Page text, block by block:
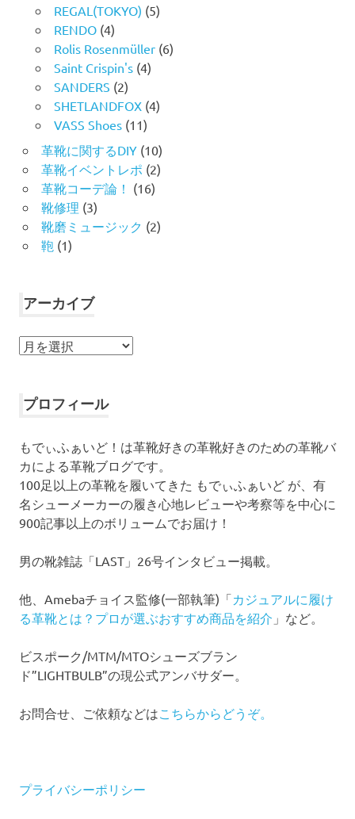
REGAL(TOKYO) (5)
RENDO(4)
Rolis Rosenmüller(6)
Saint Crispin's(4)
SANDERS (2)
SHETLANDFOX(4)
VASS Shoes(11)
革靴に関するDIY(10)
革靴イベントレポ (2)
革靴コーデ論！ (16)
靴修理 (3)
靴磨ミュージック (2)
鞄 (1)
アーカイブ
ア
イ
プロフィール
もでぃふぁいど！は革靴好きの革靴好きのための革靴バ
カによる革靴ブログです。
100足以上の革靴を履いてきた もでぃふぁいど が、有
名シューメーカーの履き心地レビューや考察等を中心に
900記事以上のボリュームでお届け！
男の靴雑誌「LAST」26号インタビュー掲載。
他、Amebaチョイス監修(一部執筆)「カジュアルに履け
る革靴とは？プロが選ぶおすすめ商品を紹介 」など。
ビスポーク/MTM/MTOシューズブラン
ド”LIGHTBULB”の現公式アンバサダー。
お問合せ、ご依頼などは こちらからどうぞ。
プライバシーポリシー